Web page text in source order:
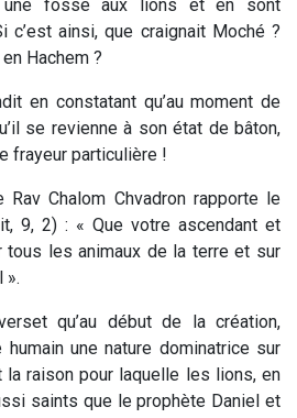
une fosse aux lions et en sont
ainsi, que craignait Moché ?
Hachem ?
en constatant qu’au moment de
se revienne à son état de bâton,
frayeur particulière !
Chalom Chvadron rapporte le
9, 2) : « Que votre ascendant et
tous les animaux de la terre et sur
».
qu’au début de la création,
humain une nature dominatrice sur
la raison pour laquelle les lions, en
saints que le prophète Daniel et